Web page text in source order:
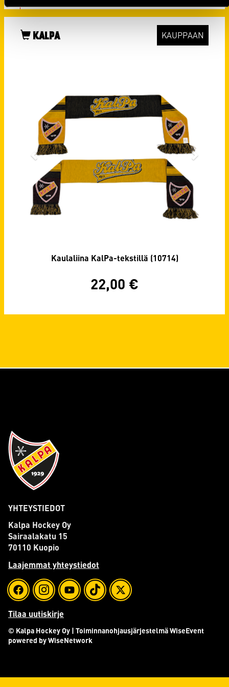
KALPA KAUPPAAN
Kaulaliina KalPa-tekstillä (10714)
22,00 €
YHTEYSTIEDOT
Kalpa Hockey Oy
Sairaalakatu 15
70110 Kuopio
Laajemmat yhteystiedot
Tilaa uutiskirje
© Kalpa Hockey Oy | ToiminnanohjausjärjestelmäWiseEvent
powered byWiseNetwork